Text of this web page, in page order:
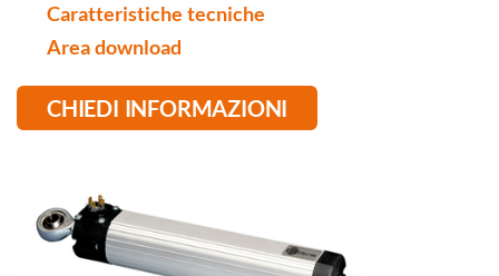
Caratteristiche tecniche
Area download
CHIEDI INFORMAZIONI